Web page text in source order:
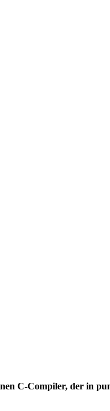
C-Compiler, der in